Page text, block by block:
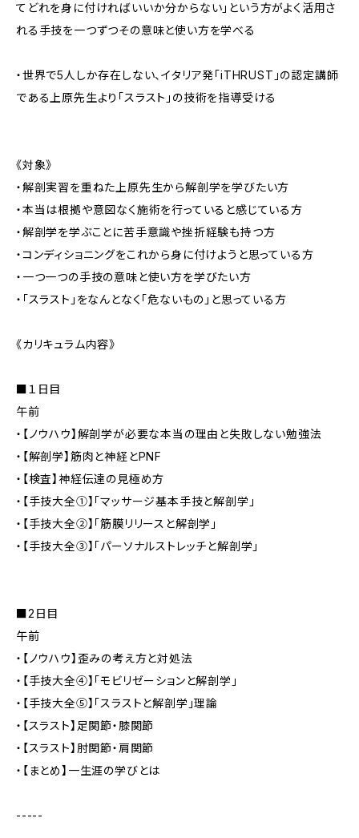
てどれを身に付ければいいか分からない」という方がよく活用さ
れる手技を一つずつその意味と使い方を学べる
・世界で5人しか存在しない、イタリア発「iTHRUST」の認定講師
である上原先生より「スラスト」の技術を指導受ける
《対象》
・解剖実習を重ねた上原先生から解剖学を学びたい方
・本当は根拠や意図なく施術を行っていると感じている方
・解剖学を学ぶことに苦手意識や挫折経験も持つ方
・コンディショニングをこれから身に付けようと思っている方
・一つ一つの手技の意味と使い方を学びたい方
・「スラスト」をなんとなく「危ないもの」と思っている方
《カリキュラム内容》
■１日目
午前
・【ノウハウ】解剖学が必要な本当の理由と失敗しない勉強法
・【解剖学】筋肉と神経とPNF
・【検査】神経伝達の見極め方
・【手技大全①】「マッサージ基本手技と解剖学」
・【手技大全②】「筋膜リリースと解剖学」
・【手技大全③】「パーソナルストレッチと解剖学」
■2日目
午前
・【ノウハウ】歪みの考え方と対処法
・【手技大全④】「モビリゼーションと解剖学」
・【手技大全⑤】「スラストと解剖学」理論
・【スラスト】足関節・膝関節
・【スラスト】肘関節・肩関節
・【まとめ】一生涯の学びとは
-----